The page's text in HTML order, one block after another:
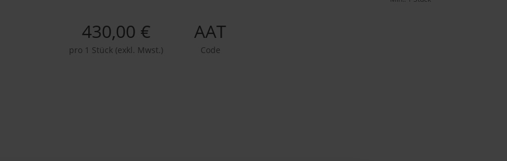
430,00 €
pro 1 Stück (exkl. Mwst.)
AAT
Code